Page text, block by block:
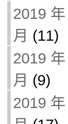
2019
月 (11)
2019
月 (9)
2019